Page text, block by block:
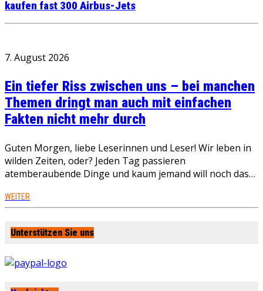
kaufen fast 300 Airbus-Jets
7. August 2026
Ein tiefer Riss zwischen uns – bei manchen
Themen dringt man auch mit einfachen
Fakten nicht mehr durch
Guten Morgen, liebe Leserinnen und Leser! Wir leben in
wilden Zeiten, oder? Jeden Tag passieren
atemberaubende Dinge und kaum jemand will noch das…
WEITER
Unterstützen Sie uns